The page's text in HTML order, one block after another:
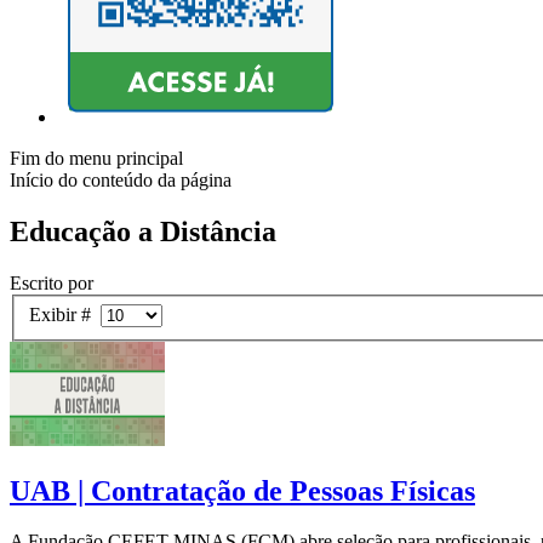
Fim do menu principal
Início do conteúdo da página
Educação a Distância
Escrito por
Exibir #
UAB | Contratação de Pessoas Físicas